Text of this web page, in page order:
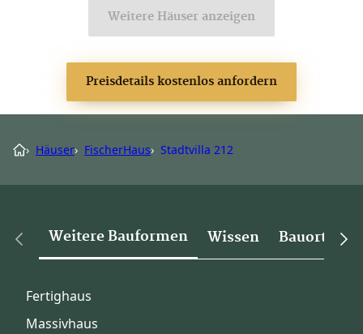
Weitere Häuser anzeigen
Preisdetails kostenlos anfordern
› Häuser› FischerHaus› Stadtvilla 212
Weitere Bauformen Wissen Bauorte
Fertighaus
Massivhaus